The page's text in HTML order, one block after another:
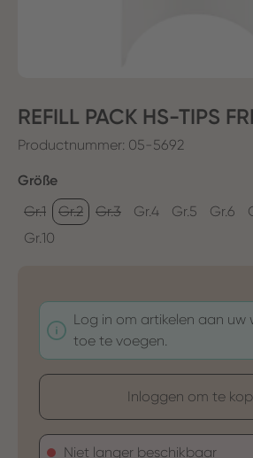
REFILL PACK HS-TIPS
Productnummer: 05-5692
Selecteer
Größe
Gr.1
Gr.2 Gr.3 Gr.4 Gr.5 Gr.6
Gr.10
Log in om artikelen aan uw
toe te voegen.
Inloggen om te
Niet langer beschikbaar